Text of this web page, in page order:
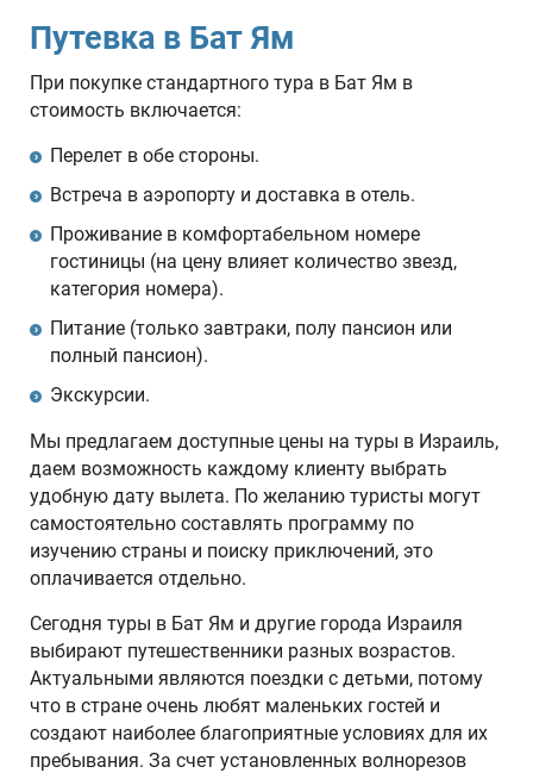
Путевка в Бат Ям
При покупке стандартного тура в Бат Ям в
стоимость включается:
Перелет в обе стороны.
Встреча в аэропорту и доставка в отель.
Проживание в комфортабельном номере
гостиницы (на цену влияет количество звезд,
категория номера).
Питание (только завтраки, полу пансион или
полный пансион).
Экскурсии.
Мы предлагаем доступные цены на туры в Израиль,
даем возможность каждому клиенту выбрать
удобную дату вылета. По желанию туристы могут
самостоятельно составлять программу по
изучению страны и поиску приключений, это
оплачивается отдельно.
Сегодня туры в Бат Ям и другие города Израиля
выбирают путешественники разных возрастов.
Актуальными являются поездки с детьми, потому
что в стране очень любят маленьких гостей и
создают наиболее благоприятные условиях для их
пребывания. За счет установленных волнорезов